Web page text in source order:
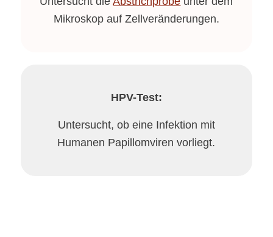
Mikroskop auf Zellveränderungen.
HPV-Test:
Untersucht, ob eine Infektion mit
Humanen Papillomviren vorliegt.